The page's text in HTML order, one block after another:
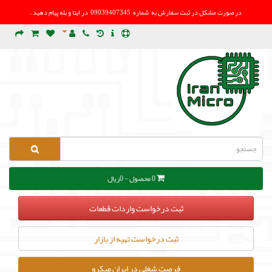
در صورت مشکل درثبت سفارش به شماره 09039407345 در ایتا و بله پیام دهید .
0 محصول - 0ریال
ثبت درخواست واردات قطعات
ثبت درخواست تهیه از بازار
فرصت شغلی در ایران میکرو